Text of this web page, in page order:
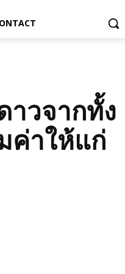
าวจากทั้ง
ค่าให้แก่